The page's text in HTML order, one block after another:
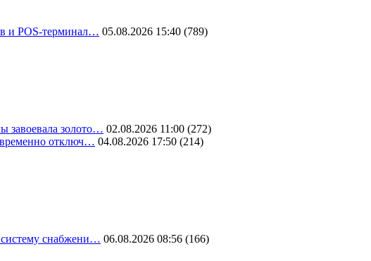
и POS-терминал… 05.08.2026 15:40 (789)
завоевала золото… 02.08.2026 11:00 (272)
отключ… 04.08.2026 17:50 (214)
систему снабжени… 06.08.2026 08:56 (166)